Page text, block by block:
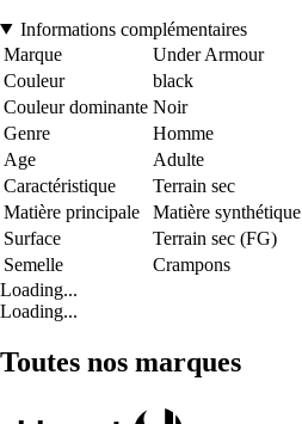
Informations complémentaires
Marque
Under Armour
Couleur
black
Couleur dominante Noir
Genre
Homme
Age
Adulte
Caractéristique
Terrain sec
Matière principale
Matière synthétique
Surface
Terrain sec (FG)
Semelle
Crampons
Loading...
Loading...
Toutes nos marques